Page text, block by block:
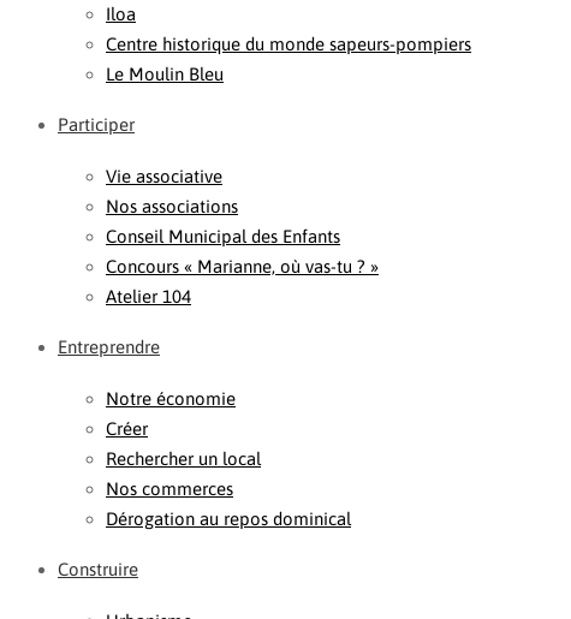
Iloa
Centre historique du monde sapeurs-pompiers
Le Moulin Bleu
Participer
Vie associative
Nos associations
Conseil Municipal des Enfants
Concours « Marianne, où vas-tu ? »
Atelier 104
Entreprendre
Notre économie
Créer
Rechercher un local
Nos commerces
Dérogation au repos dominical
Construire